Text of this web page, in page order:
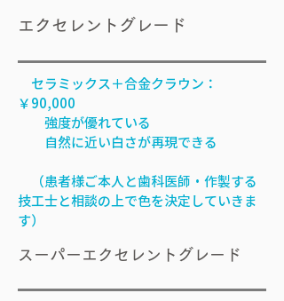
エクセレントグレード
セラミックス＋合金クラウン：
￥90,000
強度が優れている
自然に近い白さが再現できる
（患者様ご本人と歯科医師・作製する
技工士と相談の上で色を決定していきま
す）
スーパーエクセレントグレード